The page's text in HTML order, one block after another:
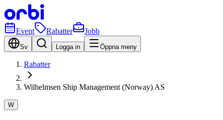
Event Rabatter Jobb
Sv Logga in Öppna meny
Rabatter
Wilhelmsen Ship Management (Norway) AS
W